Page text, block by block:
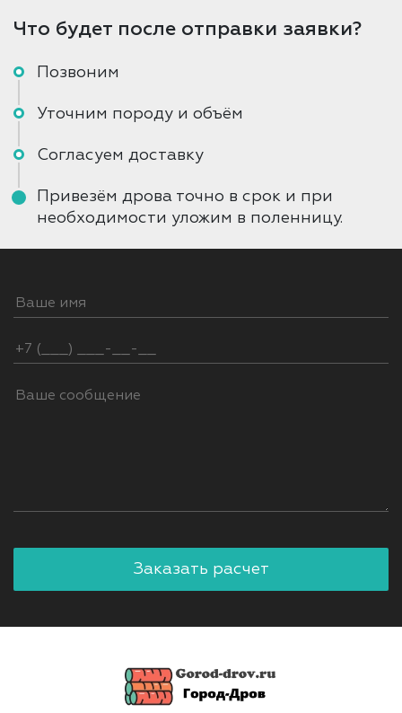
Что будет после отправки заявки?
Позвоним
Уточним породу и объём
Согласуем доставку
Привезём дрова точно в срок и при
необходимости уложим в поленницу.